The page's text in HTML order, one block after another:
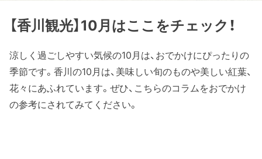
【香川観光】10月はここをチェック！
涼しく過ごしやすい気候の10月は、おでかけにぴったりの
季節です。香川の10月は、美味しい旬のものや美しい紅葉、
花々にあふれています。ぜひ、こちらのコラムをおでかけ
の参考にされてみてください。